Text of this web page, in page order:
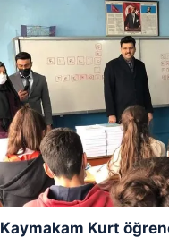
Kaymakam Kurt